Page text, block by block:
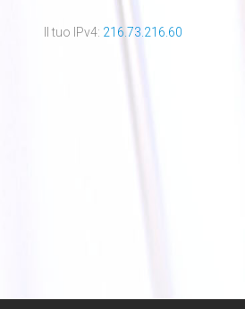
Il tuo IPv4: 216.73.216.60